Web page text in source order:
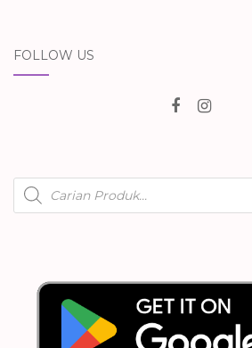
FOLLOW US
Products
search